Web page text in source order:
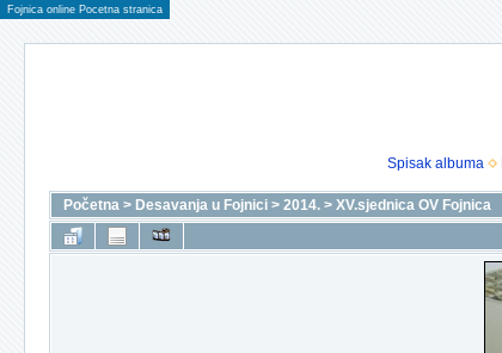
Fojnica online Pocetna stranica
Spisak albuma
Početna > Desavanja u Fojnici > 2014. > XV.sjednica OV Fojnica